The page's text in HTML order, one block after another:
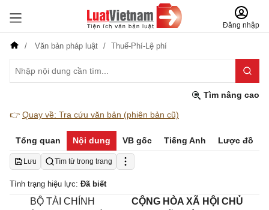
Đăng nhập
Văn bản pháp luật Thuế-Phí-Lệ phí
Tìm nâng cao
👉 Quay về: Tra cứu văn bản (phiên bản cũ)
Tổng quan Nội dung VB gốc Tiếng Anh Lược đồ
Lưu Tìm từ trong trang
Tình trạng hiệu lực: Đã biết
BỘ TÀI CHÍNH
CỘNG HÒA XÃ HỘI CHỦ